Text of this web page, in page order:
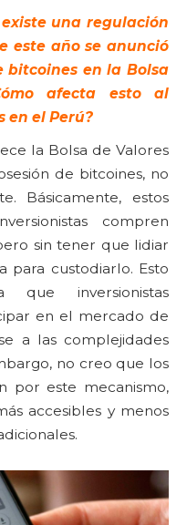
una regulación
este año se anunció
bitcoines en la Bolsa
afecta esto al
en el Perú?
la Bolsa de Valores
de bitcoines, no
Básicamente, estos
compren
sin tener que lidiar
para custodiarlo. Esto
inversionistas
en el mercado de
a las complejidades
no creo que los
por este mecanismo,
accesibles y menos